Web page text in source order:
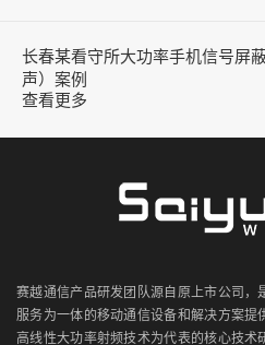
长春某看守所大功率手机信号屏
声）案例
查看更多
赛越通信产品研发团队源自原上市公司
服务为一体的移动通信设备和解决方案提
高线性大功率射频技术为代表的核心技